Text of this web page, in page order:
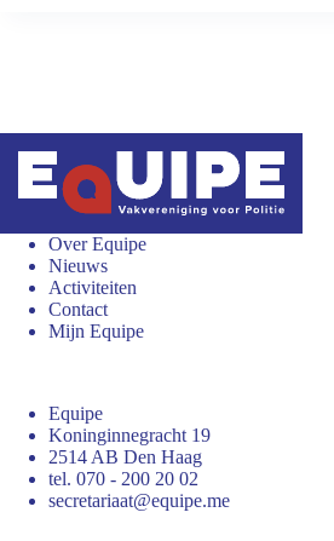
Over Equipe
Nieuws
Activiteiten
Contact
Mijn Equipe
Equipe
Koninginnegracht 19
2514 AB Den Haag
tel. 070 - 200 20 02
secretariaat@equipe.me